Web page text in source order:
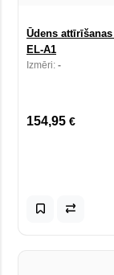
Ūdens
EL-A1
Izmēri: -
154,95 €